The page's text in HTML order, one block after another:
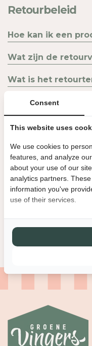
Retourbeleid
Hoe kan ik een
Wat zijn de
Wat is het
Kan ik mijn items
Zijn er producten
Hoe werkt de
Kan ik mijn
winkel?
Wie is
retourzending?
Inloggen
Consent
This website uses
We use cookies to
features, and analyze
about your use of our
analytics partners.
information you've
use of their services.